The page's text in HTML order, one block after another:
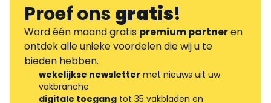
Proef onsgratis!
Word één maand gratis premium partneren
ontdek alle unieke voordelen die wij u te
bieden hebben.
wekelijkse newsletter met nieuws uit uw
vakbranche
digitale toegang tot 35 vakbladen en